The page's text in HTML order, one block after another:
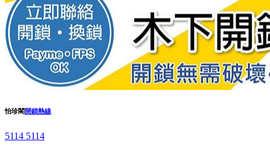
怡珍閣開鎖熱線
5114 5114